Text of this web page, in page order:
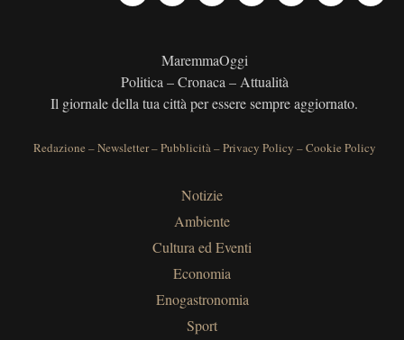
MaremmaOggi
Politica – Cronaca – Attualità
Il giornale della tua città per essere sempre aggiornato.
Redazione –Newsletter–Pubblicità–Privacy Policy –Cookie Policy
Notizie
Ambiente
Cultura ed Eventi
Economia
Enogastronomia
Sport